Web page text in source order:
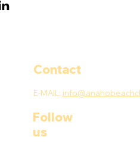
Contact
E-MAIL:
Follow
us